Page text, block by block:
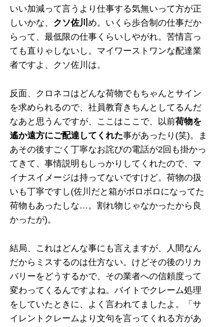
いい加減って言うより仕事する気無いって方が正
しいかな、 クソ佐川 め。いくら歩合制の仕事だか
らって、最低限の仕事くらいしやがれ。苦情言っ
ても直りゃしないし。マイワーストワンな配達業
者ですよ、クソ佐川は。
反面、クロネコはどんな荷物でもちゃんとサイン
を求められるので、社員教育きちんとしてるんだ
なあと思うんですが、ここはここで、以前荷物を
遙か遠方にご配達してくれた事があったり(笑)。ま
あその後すごく丁寧なお詫びの電話が2回も掛かっ
てきて、事情説明もしっかりしてくれたので、マ
イナスイメージは持ってないですけど。荷物の扱
いも丁寧ですし(佐川だと箱がボロボロになってた
荷物もあったしな…。割れ物じゃなかったから良
かったが)。
結局、これはどんな事にも言えますが、人間なん
だからミスするのは仕方ない。けどその後のリカ
バリーをどうするかで、その業者への信頼度って
変わってくるんですよね。バイトでクレーム処理
をしていたときに、よく言われてましたよ。「サ
イレントクレームより文句を言ってくれる方があ